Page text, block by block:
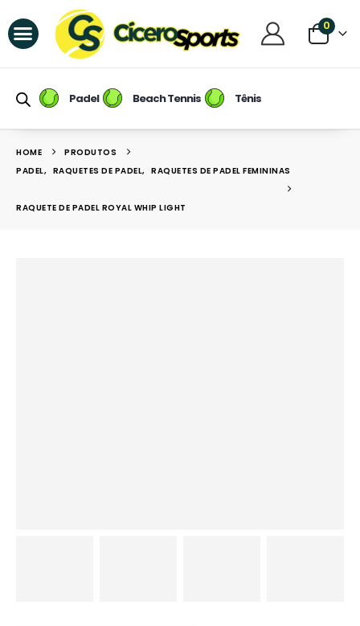
0
Padel Beach Tennis Tênis
HOME
PRODUTOS
PADEL, RAQUETES DE PADEL, RAQUETES DE PADEL FEMININAS
RAQUETE DE PADEL ROYAL WHIP LIGHT